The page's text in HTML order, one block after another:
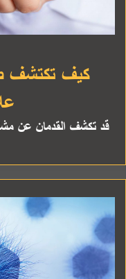
قد تكشف القدمان عن